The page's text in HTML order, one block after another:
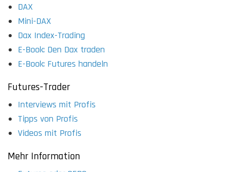
DAX
Mini-DAX
Dax Index-Trading
E-Book: Den Dax traden
E-Book: Futures handeln
Futures-Trader
Interviews mit Profis
Tipps von Profis
Videos mit Profis
Mehr Information